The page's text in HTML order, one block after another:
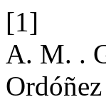
[1]
A. M. .